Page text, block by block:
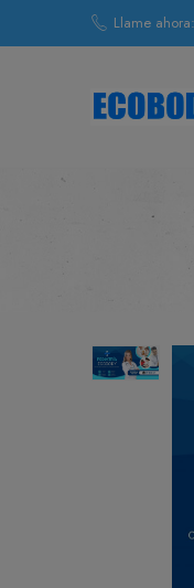
Llame